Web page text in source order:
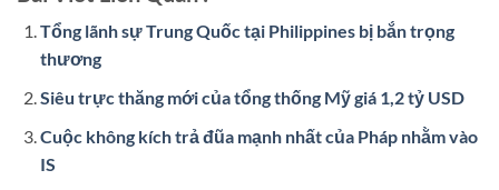
Tổng lãnh sự Trung Quốc tại Philippines bị bắn trọng
thương
Siêu trực thăng mới của tổng thống Mỹ giá 1,2 tỷ USD
Cuộc không kích trả đũa mạnh nhất của Pháp nhằm vào
IS